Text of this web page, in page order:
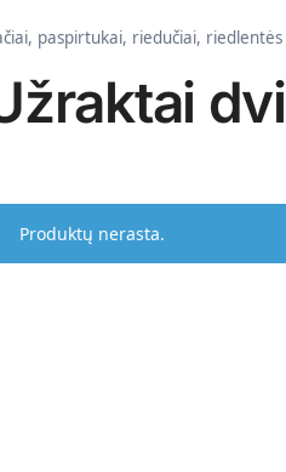
paspirtukai, riedučiai, riedlentės
Produktų nerasta.